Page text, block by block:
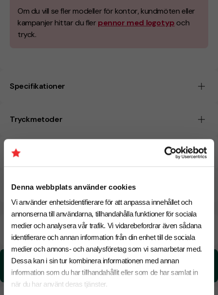
Denna webbplats använder cookies
Vi använder enhetsidentifierare för att anpassa innehållet och
annonserna till användarna, tillhandahålla funktioner för sociala
medier och analysera vår trafik. Vi vidarebefordrar även sådana
identifierare och annan information från din enhet till de sociala
medier och annons- och analysföretag som vi samarbetar med.
Dessa kan i sin tur kombinera informationen med annan
information som du har tillhandahållit eller som de har samlat in
när du har använt deras tjänster.
Om du vill se fler modeller för kontor, kundmöten eller
kampanjer hittar du fler pennor med logotyp och
tryck.
Specifikationer
Tryckmetoder
Pristabell
CO₂e -avtryck
14 Augusti Beräknad leveranstid: 6 arbetsdagar
Snabbare leverans? Kontakta oss.
CO₂e -avtryck:
0,0206233745582926 kg CO₂e / per styck